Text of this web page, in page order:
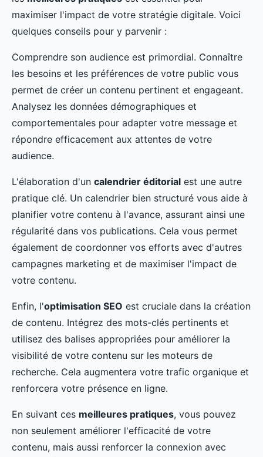
maximiser l'impact de votre stratégie digitale. Voici
quelques conseils pour y parvenir :
Comprendre son audience est primordial. Connaître
les besoins et les préférences de votre public vous
permet de créer un contenu pertinent et engageant.
Analysez les données démographiques et
comportementales pour adapter votre message et
répondre efficacement aux attentes de votre
audience.
L'élaboration d'un calendrier éditorial est une autre
pratique clé. Un calendrier bien structuré vous aide à
planifier votre contenu à l'avance, assurant ainsi une
régularité dans vos publications. Cela vous permet
également de coordonner vos efforts avec d'autres
campagnes marketing et de maximiser l'impact de
votre contenu.
Enfin, l'optimisation SEO est cruciale dans la création
de contenu. Intégrez des mots-clés pertinents et
utilisez des balises appropriées pour améliorer la
visibilité de votre contenu sur les moteurs de
recherche. Cela augmentera votre trafic organique et
renforcera votre présence en ligne.
En suivant ces meilleures pratiques, vous pouvez
non seulement améliorer l'efficacité de votre
contenu, mais aussi renforcer la connexion avec